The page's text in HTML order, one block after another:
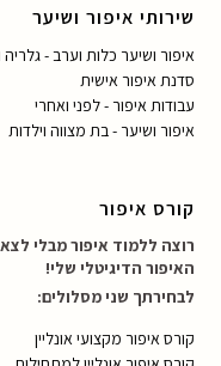
שירותי איפור ושיער
איפור ושיער כלות וערב - גלריה
סדנת איפור אישית
עבודות איפור - לפני ואחרי
איפור ושיער - בת מצווה וילדות
קורס איפור
רוצה ללמוד איפור מבלי
האיפור הדיגיטלי שלי!
לבחירתך שני מסלולים:
קורס איפור מקצועי אונליין